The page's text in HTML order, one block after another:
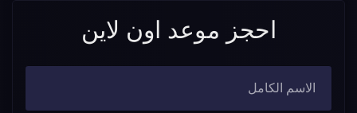
احجز موعد اون لاين